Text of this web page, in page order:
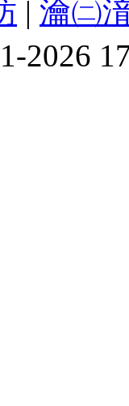
| 瀹㈡
2026